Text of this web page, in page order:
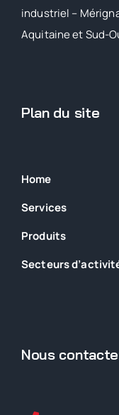
industriel –
Aquitaine et Sud-
Plan du site
Home
Services
Produits
Secteurs
Nous